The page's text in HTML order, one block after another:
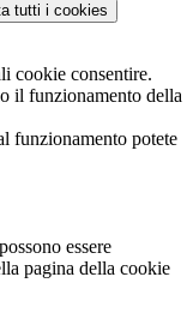
tutti i cookies
cookie consentire.
il funzionamento della
funzionamento potete
essere
pagina della cookie